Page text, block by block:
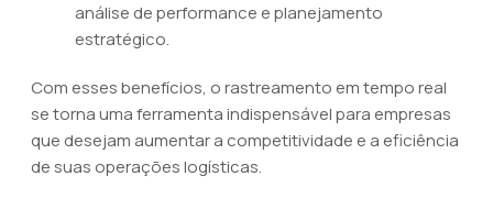
análise de performance e planejamento
estratégico.
Com esses benefícios, o rastreamento em tempo real
se torna uma ferramenta indispensável para empresas
que desejam aumentar a competitividade e a eficiência
de suas operações logísticas.